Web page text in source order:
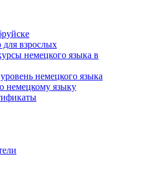
взрослых
немецкого языка в
немецкого языка
немецкому языку